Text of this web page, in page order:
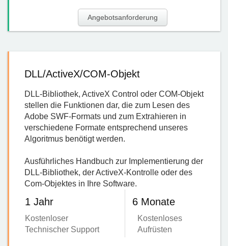
Angebotsanforderung
DLL/ActiveX/COM-Objekt
DLL-Bibliothek, ActiveX Control oder COM-Objekt
stellen die Funktionen dar, die zum Lesen des
Adobe SWF-Formats und zum Extrahieren in
verschiedene Formate entsprechend unseres
Algoritmus benötigt werden.
Ausführliches Handbuch zur Implementierung der
DLL-Bibliothek, der ActiveX-Kontrolle oder des
Com-Objektes in Ihre Software.
1 Jahr 6 Monate
Kostenloser
Technischer Support
Kostenloses
Aufrüsten